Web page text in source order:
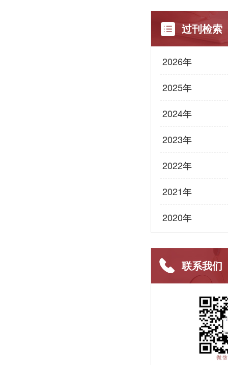
过刊检索
2026年
2025年
2024年
2023年
2022年
2021年
2020年
联系我们